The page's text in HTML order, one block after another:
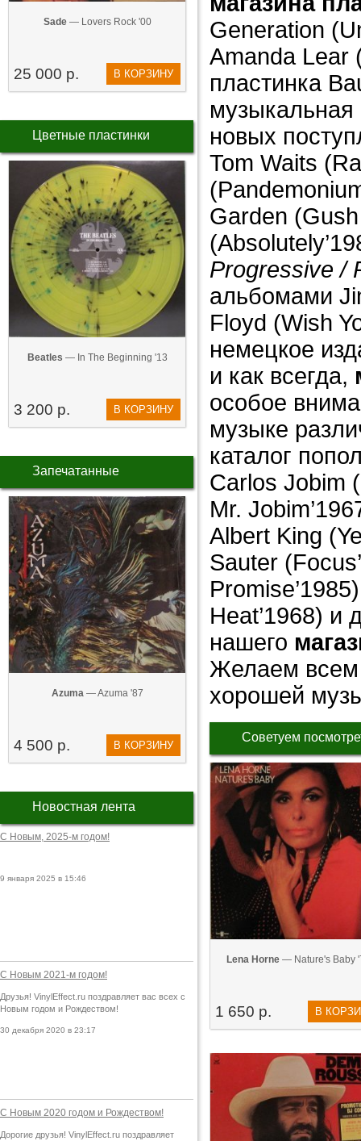
Sade— Lovers Rock '00
25 000 р. В КОРЗИНУ
Цветные пластинки
Beatles — In The Beginning '13
3 200 р. В КОРЗИНУ
Запечатанные
Azuma— Azuma '87
4 500 р. В КОРЗИНУ
Новостная лента
С Новым, 2025-м годом!
9 января 2025 в 15:46
С Новым 2021-м годом!
Друзья! VinylEffect.ru поздравляет вас всех с
Новым годом и Рождеством!
30 декабря 2020 в 23:17
С Новым 2020 годом и Рождеством!
Дорогие друзья! VinylEffect.ru поздравляет
Generation
Amanda Lear
пластинка
новых
Tom Waits
Garden
Progressive /
альбомами
Floyd (Wish
немецкое
и как всегда,
особое
музыке
каталог
Carlos Jobim
Mr.
Albert King
Sauter
Heat’1968) и
нашего
Желаем всем
хорошей
Советуем
Lena Horne — Nature's Baby
1 650 р. В